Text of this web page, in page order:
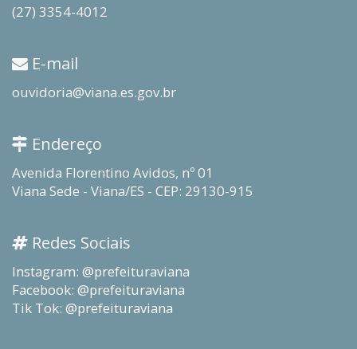
(27) 3354-4012
E-mail
ouvidoria@viana.es.gov.br
Endereço
Avenida Florentino Avidos, nº 01
Viana Sede - Viana/ES - CEP: 29130-915
Redes Sociais
Instagram: @prefeituraviana
Facebook: @prefeituraviana
Tik Tok: @prefeituraviana